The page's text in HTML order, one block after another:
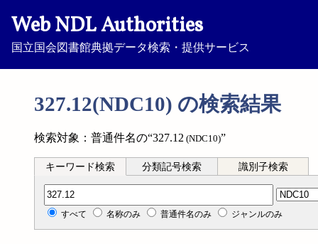
Web NDL Authorities
国立国会図書館典拠データ検索・提供サービス
327.12(NDC10) の検索結果
検索対象：普通件名の“327.12 (NDC10)”
キーワード検索 分類記号検索 識別子検索
分類記号検索
すべて 名称のみ 普通件名のみ ジャンルのみ